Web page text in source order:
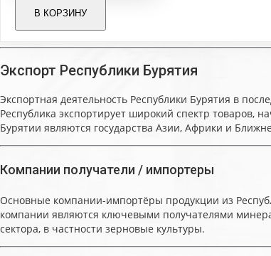
В КОРЗИНУ
Экспорт Республики Бурятия
Экспортная деятельность Республики Бурятия в
Республика экспортирует широкий спектр товаров,
Бурятии являются государства Азии, Африки и
Компании получатели / импортеры
Основные компании-импортёры продукции из
компании являются ключевыми получателями
сектора, в частности зерновые культуры.